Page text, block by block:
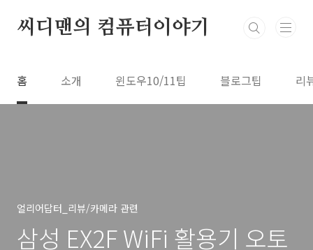
씨디맨의 컴퓨터이야기
홈 소개 윈도우10/11팁 블로그팁 리
얼리어답터_리뷰/카메라 관련
삼성 EX2F WiFi 활용기 오토